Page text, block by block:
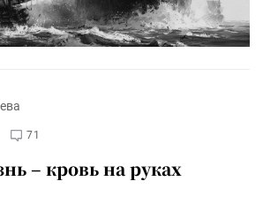
71
– кровь на руках